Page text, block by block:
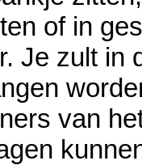
of in
Je zult in
van